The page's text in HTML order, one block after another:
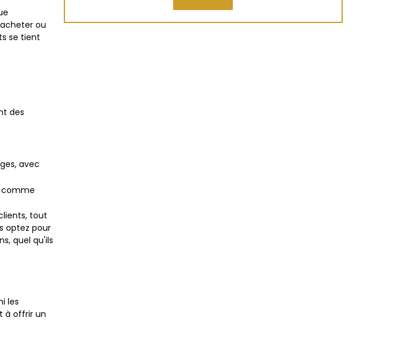
ou
se tient
des
avec
comme
tout
optez pour
quel qu'ils
les
à offrir un